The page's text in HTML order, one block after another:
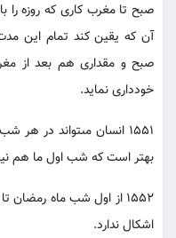
صبح تا مغرب كارى كه روزه را
آن كه يقين كند تمام اين مدت
صبح و مقدارى هم بعد از
خوددارى نمايد.
1551 انسان مى‏تواند در
بهتر است كه شب اول ما هم
1552 از اول شب ماه
اشكال ندارد.